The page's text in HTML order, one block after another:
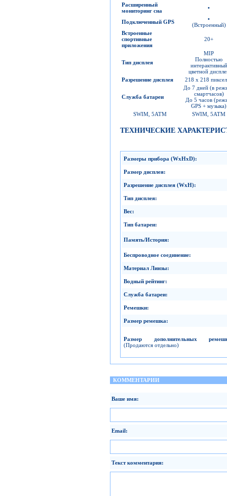
Расширенный
мониторинг сна
•
Подключенный GPS
•
(Встроенный)
Встроенные
спортивные
приложения
20+
Тип дисплея
MIP
Полностью
интерактивный
цветной
Разрешение дисплея
218 x 218
Служба батареи
До 7 дней (в
смартчасов)
До 5 часов
GPS + музыка)
SWIM, 5ATM
SWIM, 5ATM
ТЕХНИЧЕСКИЕ
Размеры прибора (WxHxD):
Размер дисплея:
Разрешение дисплея (WxH):
Тип дисплея:
Вес:
Тип батареи:
Память/История:
Беспроводное соединение:
Материал Линзы:
Водный рейтинг:
Служба батареи:
Ремешки:
Размер ремешка:
Размер дополнительных
(Продаются отдельно)
КОММЕНТАРИИ
Ваше имя:
Email:
Текст комментария: